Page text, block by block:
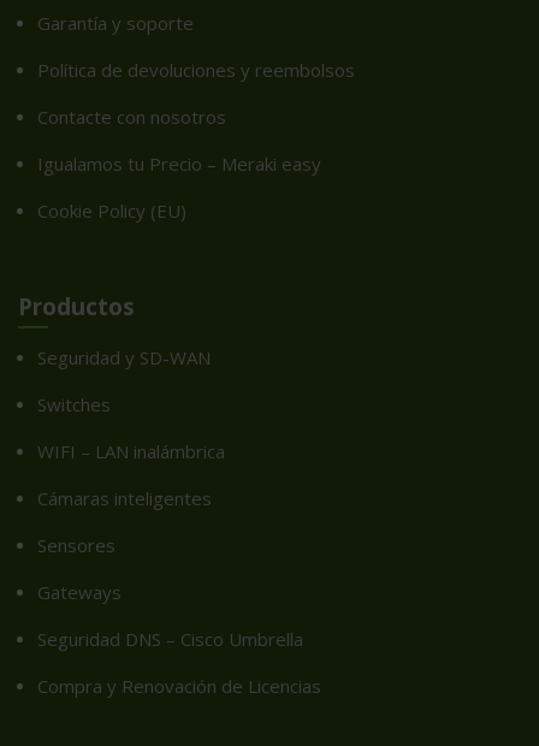
Garantía y soporte
Política de devoluciones y reembolsos
Contacte con nosotros
Igualamos tu Precio – Meraki easy
Cookie Policy (EU)
Productos
Seguridad y SD-WAN
Switches
WIFI – LAN inalámbrica
Cámaras inteligentes
Sensores
Gateways
Seguridad DNS – Cisco Umbrella
Compra y Renovación de Licencias